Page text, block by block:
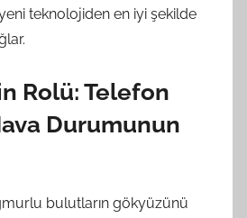
teknolojiden en iyi şekilde
Rolü: Telefon
Durumunun
bulutların gökyüzünü